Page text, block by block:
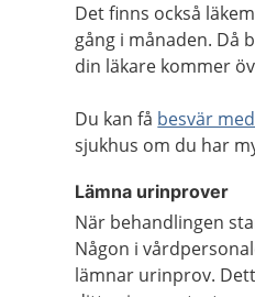
Det finns också
gång i månaden. Då
din läkare kommer
Du kan få besvär
sjukhus om du har
Lämna urinprover
När behandlingen
Någon i
lämnar urinprov.